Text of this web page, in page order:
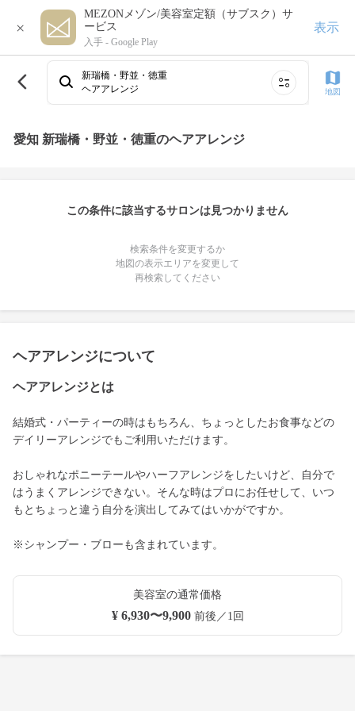
×
MEZONメゾン/美容室定額（サブスク）サ
ービス
入手 - Google Play
表示
新瑞橋・野並・徳重
ヘアアレンジ
地図
愛知 新瑞橋・野並・徳重のヘアアレンジ
この条件に該当するサロンは見つかりません
検索条件を変更するか
地図の表示エリアを変更して
再検索してください
ヘアアレンジについて
ヘアアレンジとは
結婚式・パーティーの時はもちろん、ちょっとしたお食事などの
デイリーアレンジでもご利用いただけます。
おしゃれなポニーテールやハーフアレンジをしたいけど、自分で
はうまくアレンジできない。そんな時はプロにお任せして、いつ
もとちょっと違う自分を演出してみてはいかがですか。
※シャンプー・ブローも含まれています。
美容室の通常価格
¥ 6,930〜9,900前後／1回